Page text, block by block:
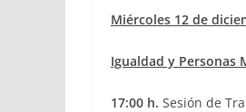
Miércoles 12 de
Igualdad y Personas
17:00 h. Sesión de